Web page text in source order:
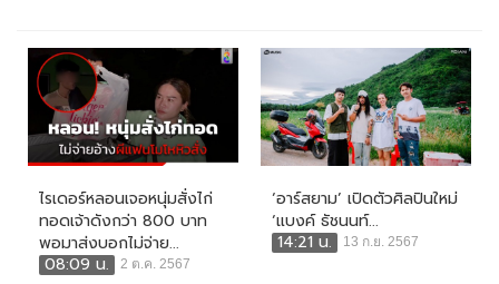
ไรเดอร์หลอนเจอหนุ่มสั่งไก่
ทอดเจ้าดังกว่า 800 บาท
พอมาส่งบอกไม่จ่าย...
08:09 น.
2 ต.ค. 2567
‘อาร์สยาม’ เปิดตัวศิลปินใหม่
‘แบงค์ ธัชนนท์...
14:21 น.
13 ก.ย. 2567